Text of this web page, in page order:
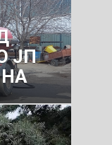
ЈП
ЗА